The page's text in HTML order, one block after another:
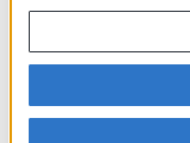
型式